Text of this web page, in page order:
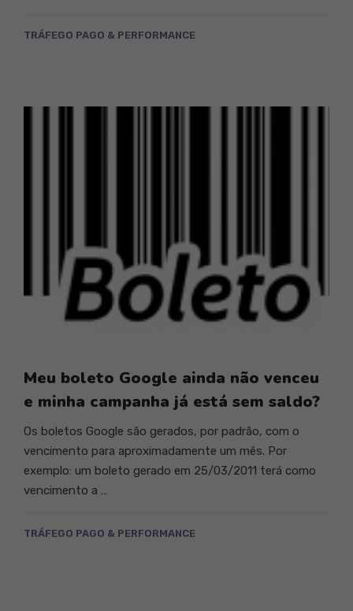
TRÁFEGO PAGO & PERFORMANCE
Meu boleto Google ainda não venceu
e minha campanha já está sem saldo?
Os boletos Google são gerados, por padrão, com o
vencimento para aproximadamente um mês. Por
exemplo: um boleto gerado em 25/03/2011 terá como
vencimento a …
TRÁFEGO PAGO & PERFORMANCE